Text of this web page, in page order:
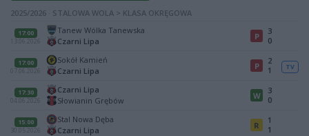
2025/2026 · STALOWA WOLA > KLASA OKRĘGOWA
17:00
13.06.2026
Tanew Wólka Tanewska
Czarni Lipa
P
3
0
17:00
07.06.2026
Sokół Kamień
Czarni Lipa
P
2
1
TV
17:30
04.06.2026
Czarni Lipa
Słowianin Grębów
W
3
0
15:00
30.05.2026
Stal Nowa Dęba
Czarni Lipa
R
1
1